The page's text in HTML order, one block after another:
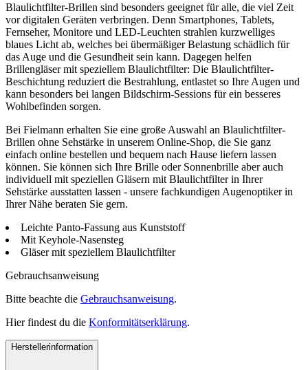
Blaulichtfilter-Brillen sind besonders geeignet für alle, die viel Zeit
vor digitalen Geräten verbringen. Denn Smartphones, Tablets,
Fernseher, Monitore und LED-Leuchten strahlen kurzwelliges
blaues Licht ab, welches bei übermäßiger Belastung schädlich für
das Auge und die Gesundheit sein kann. Dagegen helfen
Brillengläser mit speziellem Blaulichtfilter: Die Blaulichtfilter-
Beschichtung reduziert die Bestrahlung, entlastet so Ihre Augen und
kann besonders bei langen Bildschirm-Sessions für ein besseres
Wohlbefinden sorgen.
Bei Fielmann erhalten Sie eine große Auswahl an Blaulichtfilter-
Brillen ohne Sehstärke in unserem Online-Shop, die Sie ganz
einfach online bestellen und bequem nach Hause liefern lassen
können. Sie können sich Ihre Brille oder Sonnenbrille aber auch
individuell mit speziellen Gläsern mit Blaulichtfilter in Ihrer
Sehstärke ausstatten lassen - unsere fachkundigen Augenoptiker in
Ihrer Nähe beraten Sie gern.
Leichte Panto-Fassung aus Kunststoff
Mit Keyhole-Nasensteg
Gläser mit speziellem Blaulichtfilter
Gebrauchsanweisung
Bitte beachte die Gebrauchsanweisung.
Hier findest du die Konformitätserklärung.
Herstellerinformation